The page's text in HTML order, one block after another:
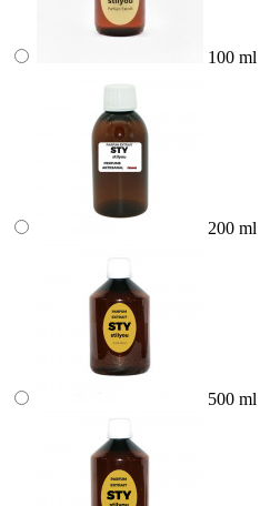
100 ml
200 ml
500 ml